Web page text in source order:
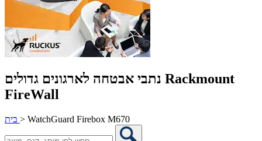
נתבי אבטחה לארגונים גדולים Rackmount
FireWall
> WatchGuard Firebox M670